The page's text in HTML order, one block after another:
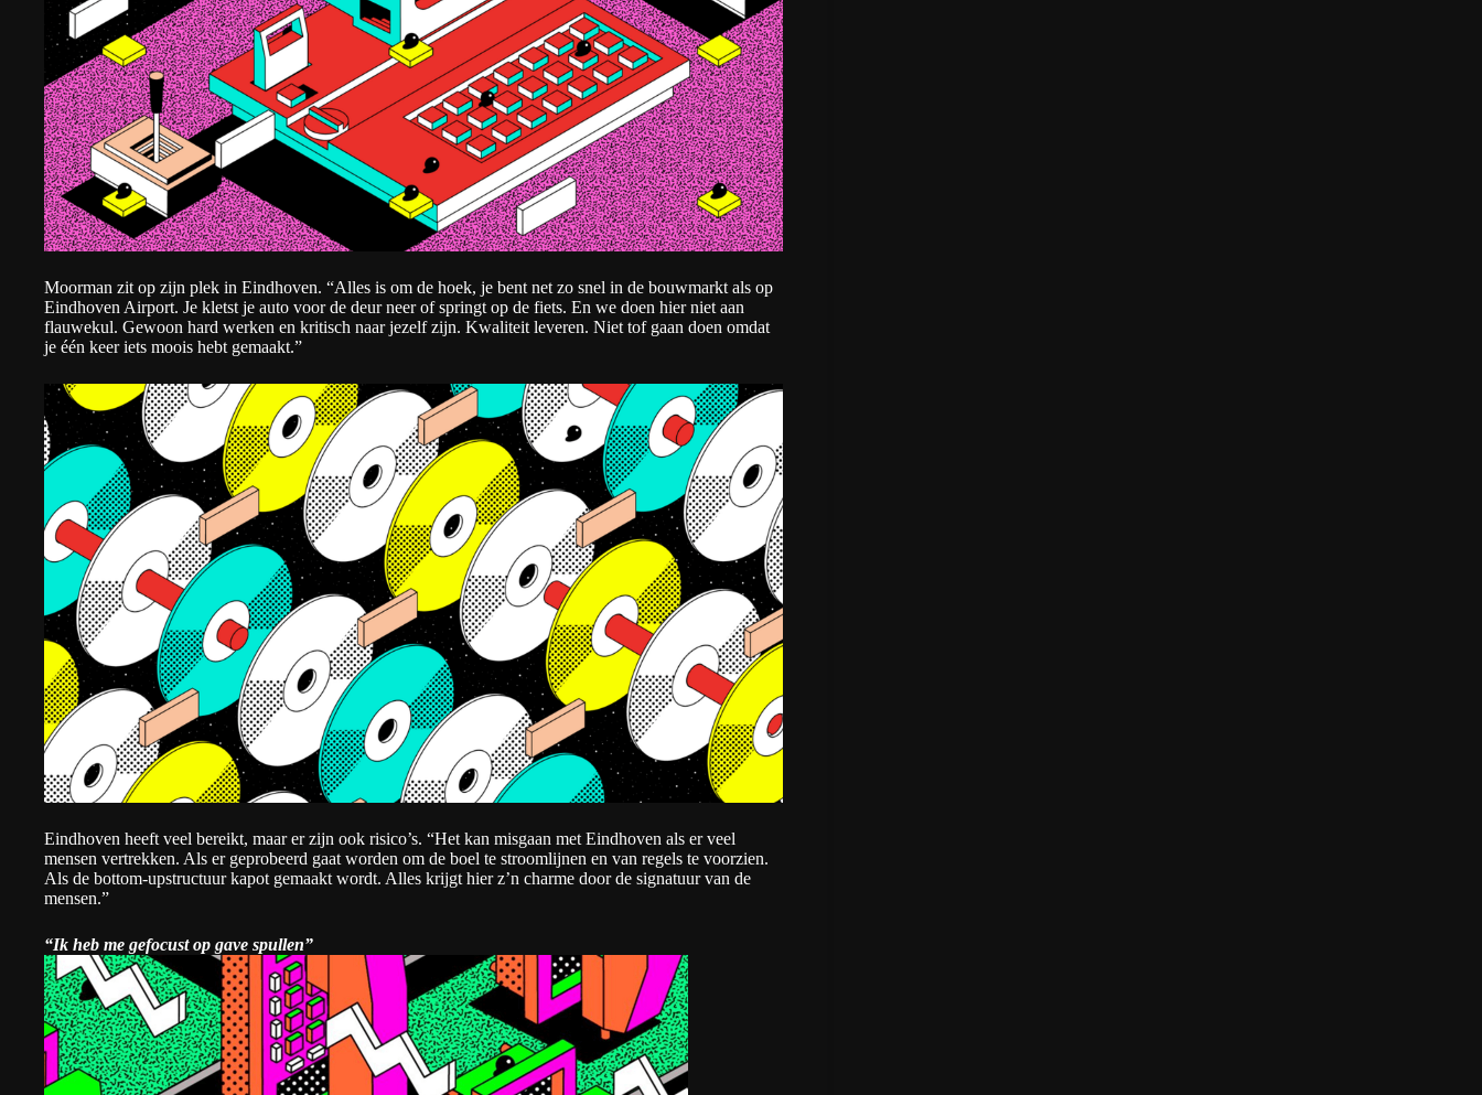
Moorman zit op zijn plek in Eindhoven. “Alles is om de hoek, je bent net zo snel in de bouwmarkt als op
Eindhoven Airport. Je kletst je auto voor de deur neer of springt op de fiets. En we doen hier niet aan
flauwekul. Gewoon hard werken en kritisch naar jezelf zijn. Kwaliteit leveren. Niet tof gaan doen omdat
je één keer iets moois hebt gemaakt.”
Eindhoven heeft veel bereikt, maar er zijn ook risico’s. “Het kan misgaan met Eindhoven als er veel
mensen vertrekken. Als er geprobeerd gaat worden om de boel te stroomlijnen en van regels te voorzien.
Als de bottom-upstructuur kapot gemaakt wordt. Alles krijgt hier z’n charme door de signatuur van de
mensen.”
“Ik heb me gefocust op gave spullen”